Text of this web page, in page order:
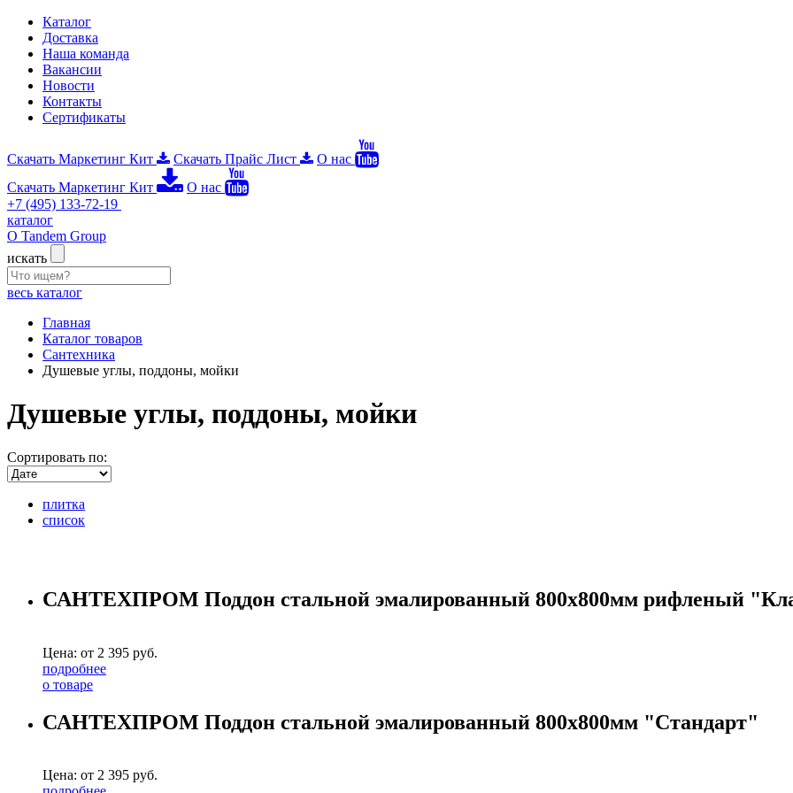
Каталог
Доставка
Наша команда
Вакансии
Новости
Контакты
Сертификаты
Скачать Маркетинг Кит Скачать Прайс Лист
О нас
Скачать Маркетинг Кит
О нас
+7 (495) 133-72-19
каталог
О Tandem Group
искать
весь каталог
Главная
Каталог товаров
Сантехника
Душевые углы, поддоны, мойки
Душевые углы, поддоны, мойки
Сортировать по:
плитка
список
САНТЕХПРОМ Поддон стальной эмалированный 800x800мм рифленый
Цена: от 2 395 руб.
подробнее
о товаре
САНТЕХПРОМ Поддон стальной эмалированный 800x800мм "Стандарт"
Цена: от 2 395 руб.